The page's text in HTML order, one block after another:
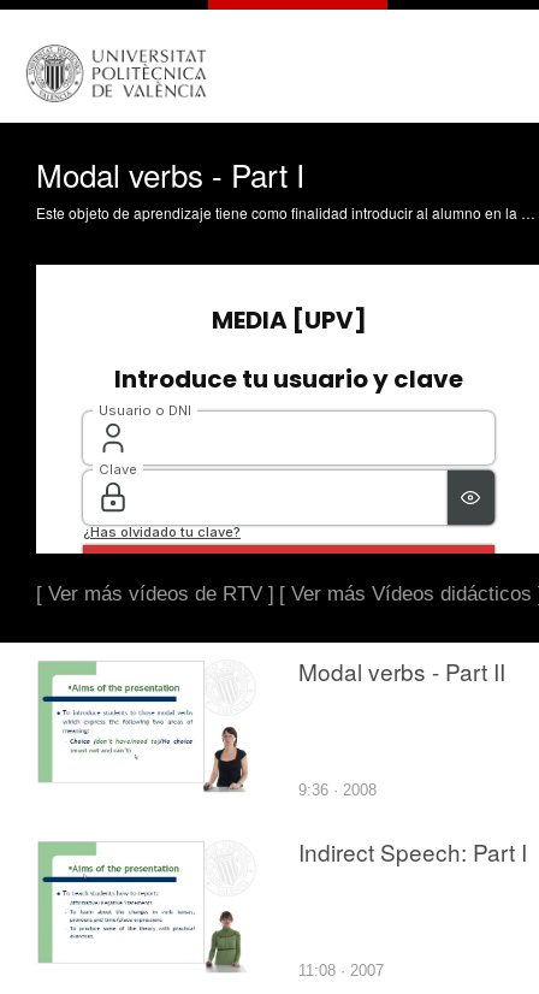
Modal verbs - Part I
Este objeto de aprendizaje tiene como finalidad introducir al alumno en la práctica de los verbos modales para expresar habilidad, tanto en el presente como en el pasado (can, could, be able to, ) así como las diferencias de uso de los mismos, prestando atención a si la habilidad es general o específica/puntual (to manage). En una segunda parte se presentan los verbos que sirven para expresar una obligación (must, have (got) to) o una necesidad. Se pretende que el alumno comprenda las diferencias entre estos verbos modales gracias a la utilización de ejemplos aclaratorios para contextualizar el uso, lo cual se complementa con ejercicios breves acompañados de la solución y explicación por parte del profesor. Saz Rubio, MMD. (2009). Modal verbs - Part I. https://riunet.upv.es/handle/10251/5534
[ Ver más vídeos de RTV ] [ Ver más Vídeos didácticos
Modal verbs - Part II
9:36 · 2008
Indirect Speech: Part I
11:08 · 2007